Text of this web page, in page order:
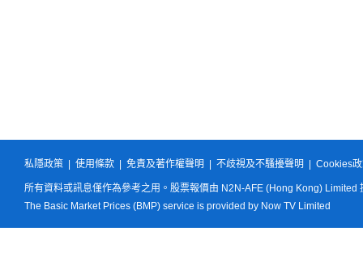
私隱政策 使用條款 免責及著作權聲明 不歧視及不騷擾聲明 Cookies
所有資料或訊息僅作為參考之用。股票報價由 N2N-AFE (Hong Kong) Limited
The Basic Market Prices (BMP) service is provided by Now TV Limited